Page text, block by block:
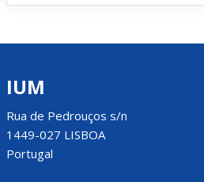
IUM
Rua de Pedrouços s/n
1449-027 LISBOA
Portugal